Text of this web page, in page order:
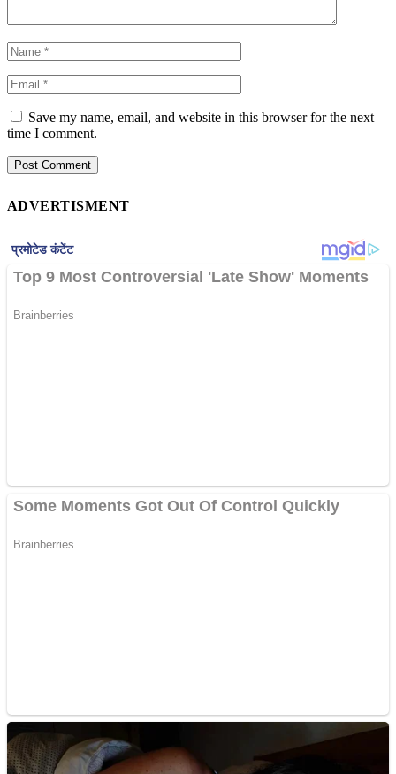
Save my name, email, and website in this browser for the next
time I comment.
ADVERTISMENT